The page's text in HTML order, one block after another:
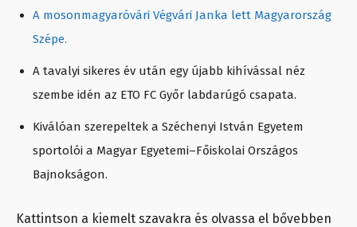
A mosonmagyaróvári Végvári Janka lett Magyarország
Szépe.
A tavalyi sikeres év után egy újabb kihívással néz
szembe idén az ETO FC Győr labdarúgó csapata.
Kiválóan szerepeltek a Széchenyi István Egyetem
sportolói a Magyar Egyetemi–Főiskolai Országos
Bajnokságon.
Kattintson a kiemelt szavakra és olvassa el bővebben